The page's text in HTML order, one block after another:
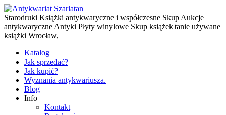
Starodruki Książki antykwaryczne i współczesne Skup Aukcje
antykwaryczne Antyki Płyty winylowe Skup książek|tanie używane
książki Wrocław,
Katalog
Jak sprzedać?
Jak kupić?
Wyznania antykwariusza.
Blog
Info
Kontakt